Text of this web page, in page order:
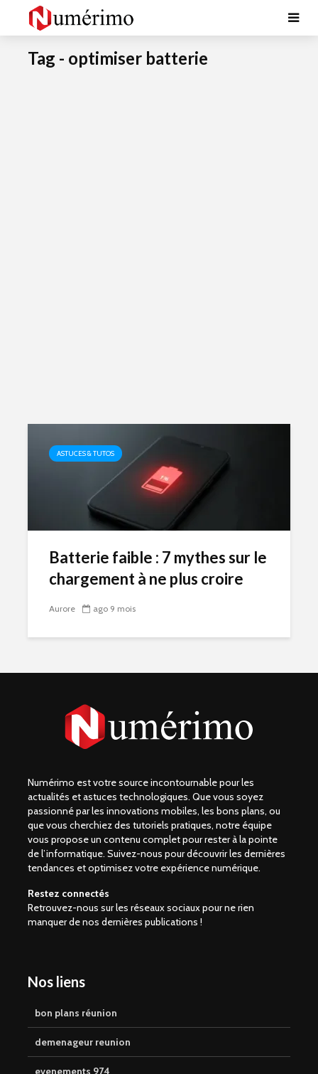
Tag - optimiser batterie
ASTUCES & TUTOS
Batterie faible : 7 mythes sur le
chargement à ne plus croire
Aurore ago 9 mois
Numérimo est votre source incontournable pour les
actualités et astuces technologiques. Que vous soyez
passionné par les innovations mobiles, les bons plans, ou
que vous cherchiez des tutoriels pratiques, notre équipe
vous propose un contenu complet pour rester à la pointe
de l’informatique. Suivez-nous pour découvrir les dernières
tendances et optimisez votre expérience numérique.
Restez connectés
Retrouvez-nous sur les réseaux sociaux pour ne rien
manquer de nos dernières publications !
Nos liens
bon plans réunion
demenageur reunion
evenements 974